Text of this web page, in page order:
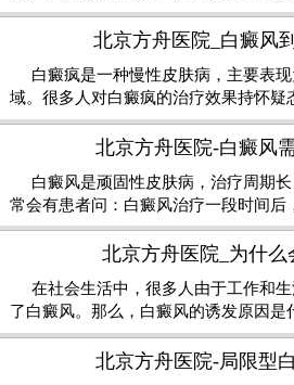
北京方舟医院_白癜风
白癜疯是一种慢性皮肤病，主要表现
域。很多人对白癜疯的治疗效果持怀疑
北京方舟医院-白癜风
白癜风是顽固性皮肤病，治疗周期长
常会有患者问：白癜风治疗一段时间后
北京方舟医院_为什么
在社会生活中，很多人由于工作和生
了白癜风。那么，白癜风的诱发原因是
北京方舟医院-局限型